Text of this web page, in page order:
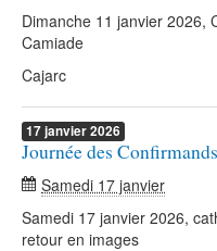
Dimanche 11 janvier 2026,
Camiade
Cajarc
17janvier2026
Journée des Confirmands
Samedi 17 janvier
Samedi 17 janvier 2026,
retour en images